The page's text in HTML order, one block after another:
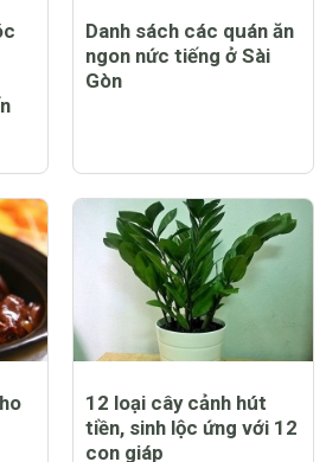
Danh sách các quán ăn
ngon nức tiếng ở Sài
Gòn
12 loại cây cảnh hút
tiền, sinh lộc ứng với 12
con giáp